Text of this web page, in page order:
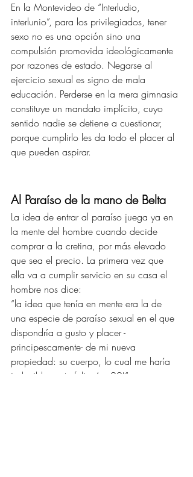
En la Montevideo de “Interludio,
interlunio”, para los privilegiados, tener
sexo no es una opción sino una
compulsión promovida ideológicamente
por razones de estado. Negarse al
ejercicio sexual es signo de mala
educación. Perderse en la mera gimnasia
constituye un mandato implícito, cuyo
sentido nadie se detiene a cuestionar,
porque cumplirlo les da todo el placer al
que pueden aspirar.
Al Paraíso de la mano de Belta
La idea de entrar al paraíso juega ya en
la mente del hombre cuando decide
comprar a la cretina, por más elevado
que sea el precio. La primera vez que
ella va a cumplir servicio en su casa el
hombre nos dice:
“la idea que tenía en mente era la de
una especie de paraíso sexual en el que
dispondría a gusto y placer -
principescamente- de mi nueva
propiedad: su cuerpo, lo cual me haría
indeciblemente feliz. (p. 20)”